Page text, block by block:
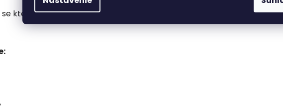
kterou se snadno pracuje, proto ji ocení i švadlenky